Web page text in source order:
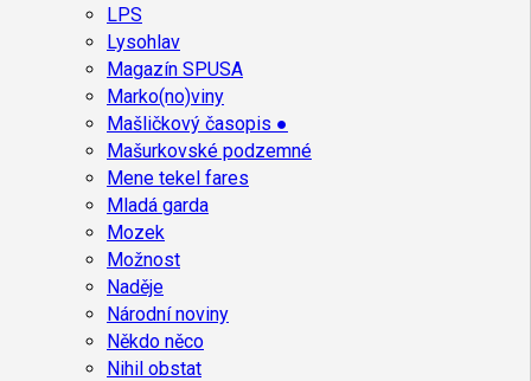
LPS
Lysohlav
Magazín SPUSA
Marko(no)viny
Mašličkový časopis ●
Mašurkovské podzemné
Mene tekel fares
Mladá garda
Mozek
Možnost
Naděje
Národní noviny
Někdo něco
Nihil obstat